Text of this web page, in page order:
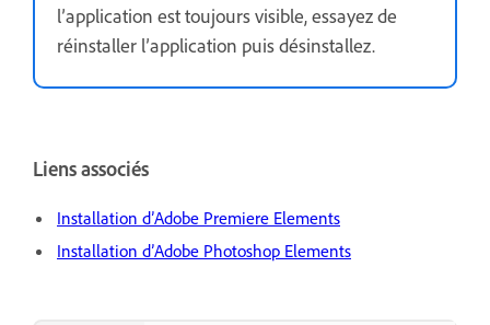
l’application est toujours visible, essayez de
réinstaller l’application puis désinstallez.
Liens associés
Installation d’Adobe Premiere Elements
Installation d’Adobe Photoshop Elements